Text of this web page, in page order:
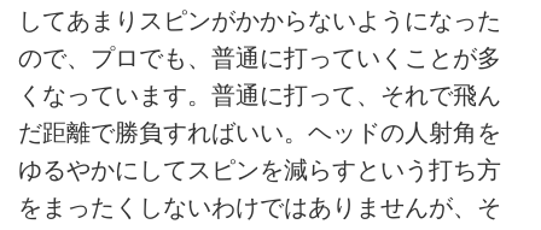
してあまりスピンがかからないようになった
ので、プロでも、普通に打っていくことが多
くなっています。普通に打って、それで飛ん
だ距離で勝負すればいい。ヘッドの人射角を
ゆるやかにしてスピンを減らすという打ち方
をまったくしないわけではありませんが、そ